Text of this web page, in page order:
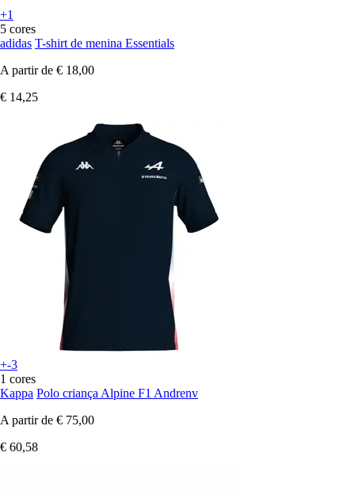
+1
5 cores
adidas T-shirt de menina Essentials
A partir de € 18,00
€ 14,25
+-3
1 cores
Kappa Polo criança Alpine F1 Andrenv
A partir de € 75,00
€ 60,58